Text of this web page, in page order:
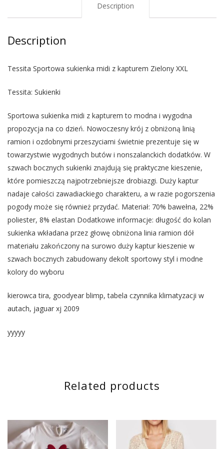
Description
Description
Tessita Sportowa sukienka midi z kapturem Zielony XXL
Tessita: Sukienki
Sportowa sukienka midi z kapturem to modna i wygodna
propozycja na co dzień. Nowoczesny krój z obniżoną linią
ramion i ozdobnymi przeszyciami świetnie prezentuje się w
towarzystwie wygodnych butów i nonszalanckich dodatków. W
szwach bocznych sukienki znajdują się praktyczne kieszenie,
które pomieszczą najpotrzebniejsze drobiazgi. Duży kaptur
nadaje całości zawadiackiego charakteru, a w razie pogorszenia
pogody może się również przydać. Materiał: 70% bawełna, 22%
poliester, 8% elastan Dodatkowe informacje: długość do kolan
sukienka wkładana przez głowę obniżona linia ramion dół
materiału zakończony na surowo duży kaptur kieszenie w
szwach bocznych zabudowany dekolt sportowy styl i modne
kolory do wyboru
kierowca tira, goodyear blimp, tabela czynnika klimatyzacji w
autach, jaguar xj 2009
yyyyy
Related products